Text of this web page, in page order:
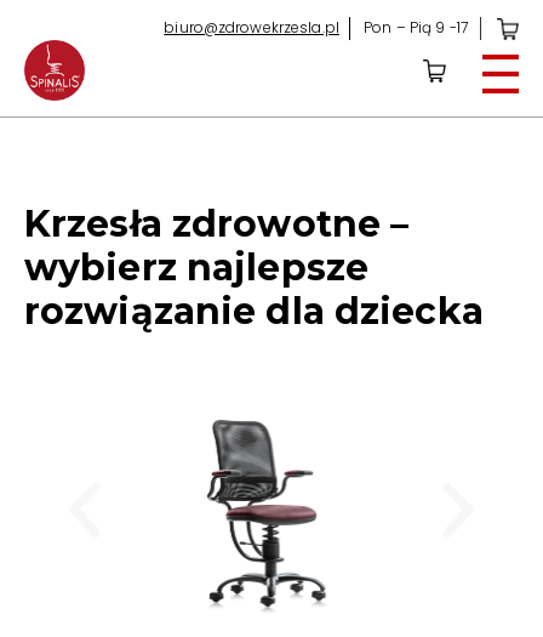
biuro@zdrowekrzesla.pl Pon – Pią 9 -17
Dla biznesu
Do domu
Dla dzieci
Uwolnij kręgosłup
Certyfikaty i nagrody
NAJCZĘŚCIEJ ZADAWANE PYTANIA
Krzesła zdrowotne –
wybierz najlepsze
rozwiązanie dla dziecka